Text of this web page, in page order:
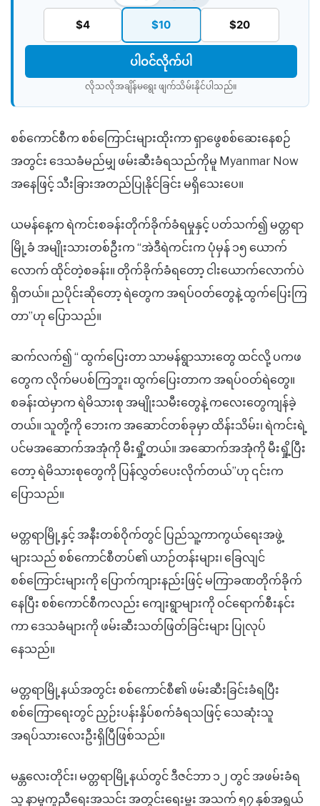
$4 $10 $20
ပါဝင်လိုက်ပါ
လိုသလိုအချိန်မရွေး ဖျက်သိမ်းနိုင်ပါသည်။​
စစ်ကောင်စီက စစ်ကြောင်းများထိုးကာ ရှာဖွေစစ်ဆေးနေစဉ်
အတွင်း ဒေသခံမည်မျှ ဖမ်းဆီးခံရသည်ကိုမူ Myanmar Now
အနေဖြင့် သီးခြားအတည်ပြုနိုင်ခြင်း မရှိသေးပေ။
ယမန်နေ့က ရဲကင်းစခန်းတိုက်ခိုက်ခံရမှုနှင့် ပတ်သက်၍ မတ္တရာ
မြို့ခံ အမျိုးသားတစ်ဦးက “အဲဒီရဲကင်းက ပုံမှန် ၁၅ ယောက်
လောက် ထိုင်တဲ့စခန်း။ တိုက်ခိုက်ခံရတော့ ငါးယောက်လောက်ပဲ
ရှိတယ်။ ညပိုင်းဆိုတော့ ရဲတွေက အရပ်ဝတ်တွေနဲ့ ထွက်ပြေးကြ
တာ”ဟု ပြောသည်။
ဆက်လက်၍ “ ထွက်ပြေးတာ သာမန်ရွာသားတွေ ထင်လို့ ပကဖ
တွေက လိုက်မပစ်ကြဘူး၊ ထွက်ပြေးတာက အရပ်ဝတ်ရဲတွေ။
စခန်းထဲမှာက ရဲမိသားစု အမျိုးသမီးတွေနဲ့ ကလေးတွေကျန်ခဲ့
တယ်။ သူတို့ကို ဘေးက အဆောင်တစ်ခုမှာ ထိန်းသိမ်း၊ ရဲကင်းရဲ့
ပင်မအဆောက်အအုံကို မီးရှို့တယ်။ အဆောက်အအုံကို မီးရှို့ပြီး
တော့ ရဲမိသားစုတွေကို ပြန်လွှတ်ပေးလိုက်တယ်”ဟု ၎င်းက
ပြောသည်။
မတ္တရာမြို့နှင့် အနီးတစ်ဝိုက်တွင် ပြည်သူ့ကာကွယ်ရေးအဖွဲ့
များသည် စစ်ကောင်စီတပ်၏ ယာဉ်တန်းများ၊ ခြေလျင်
စစ်ကြောင်းများကို ပြောက်ကျားနည်းဖြင့် မကြာခဏတိုက်ခိုက်
နေပြီး စစ်ကောင်စီကလည်း ကျေးရွာများကို ဝင်ရောက်စီးနင်း
ကာ ဒေသခံများကို ဖမ်းဆီးသတ်ဖြတ်ခြင်းများ ပြုလုပ်
နေသည်။
မတ္တရာမြို့နယ်အတွင်း စစ်ကောင်စီ၏ ဖမ်းဆီးခြင်းခံရပြီး
စစ်ကြောရေးတွင် ညှဉ်းပန်းနှိပ်စက်ခံရသဖြင့် သေဆုံးသူ
အရပ်သားလေးဦးရှိပြီဖြစ်သည်။
မန္တလေးတိုင်း၊ မတ္တရာမြို့နယ်တွင် ဒီဇင်ဘာ ၁၂ တွင် အဖမ်းခံရ
သူ နာမှုကူညီရေးအသင်း အတွင်းရေးမှူး အသက် ၅၇ နှစ်အရွယ်